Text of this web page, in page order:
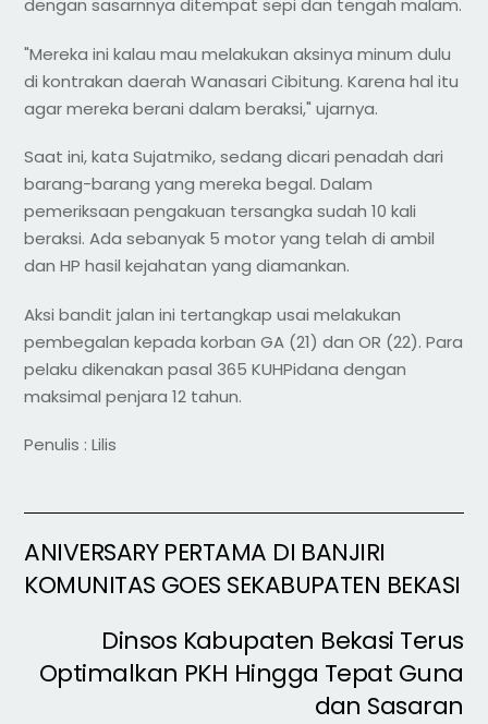
dengan sasarnnya ditempat sepi dan tengah malam.
"Mereka ini kalau mau melakukan aksinya minum dulu
di kontrakan daerah Wanasari Cibitung. Karena hal itu
agar mereka berani dalam beraksi," ujarnya.
Saat ini, kata Sujatmiko, sedang dicari penadah dari
barang-barang yang mereka begal. Dalam
pemeriksaan pengakuan tersangka sudah 10 kali
beraksi. Ada sebanyak 5 motor yang telah di ambil
dan HP hasil kejahatan yang diamankan.
Aksi bandit jalan ini tertangkap usai melakukan
pembegalan kepada korban GA (21) dan OR (22). Para
pelaku dikenakan pasal 365 KUHPidana dengan
maksimal penjara 12 tahun.
Penulis : Lilis
ANIVERSARY PERTAMA DI BANJIRI
KOMUNITAS GOES SEKABUPATEN BEKASI
Dinsos Kabupaten Bekasi Terus
Optimalkan PKH Hingga Tepat Guna
dan Sasaran